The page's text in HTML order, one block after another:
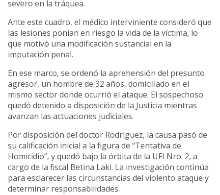
severo en la tráquea.
Ante este cuadro, el médico interviniente consideró que
las lesiones ponían en riesgo la vida de la víctima, lo
que motivó una modificación sustancial en la
imputación penal.
En ese marco, se ordenó la aprehensión del presunto
agresor, un hombre de 32 años, domiciliado en el
mismo sector donde ocurrió el ataque. El sospechoso
quedó detenido a disposición de la Justicia mientras
avanzan las actuaciones judiciales.
Por disposición del doctor Rodríguez, la causa pasó de
su calificación inicial a la figura de “Tentativa de
Homicidio”, y quedó bajo la órbita de la UFI Nro. 2, a
cargo de la fiscal Betina Laki. La investigación continúa
para esclarecer las circunstancias del violento ataque y
determinar responsabilidades.